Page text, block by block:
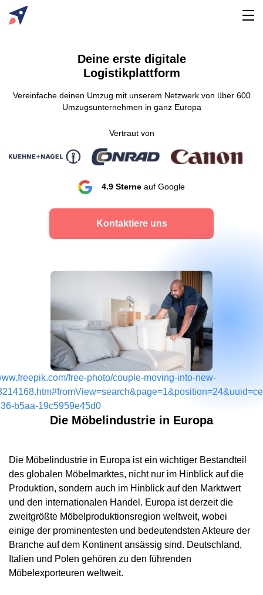
Deine erste digitale
Logistikplattform
Vereinfache deinen Umzug mit unserem Netzwerk von über 600
Umzugsunternehmen in ganz Europa
Vertraut von
4.9 Sterne auf Google
Kontaktiere uns
free-photo/couple-moving-into-new-
b5aa-19c5959e45d0
Die Möbelindustrie in Europa
Die Möbelindustrie in Europa ist ein wichtiger Bestandteil
des globalen Möbelmarktes, nicht nur im Hinblick auf die
Produktion, sondern auch im Hinblick auf den Marktwert
und den internationalen Handel. Europa ist derzeit die
zweitgrößte Möbelproduktionsregion weltweit, wobei
einige der prominentesten und bedeutendsten Akteure der
Branche auf dem Kontinent ansässig sind. Deutschland,
Italien und Polen gehören zu den führenden
Möbelexporteuren weltweit.